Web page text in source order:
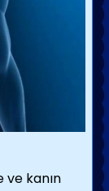
kanın